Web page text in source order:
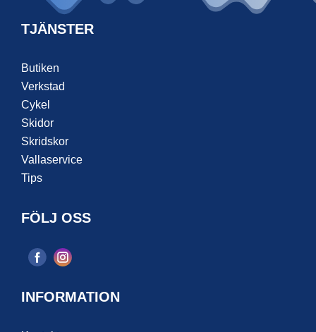
TJÄNSTER
Butiken
Verkstad
Cykel
Skidor
Skridskor
Vallaservice
Tips
FÖLJ OSS
INFORMATION